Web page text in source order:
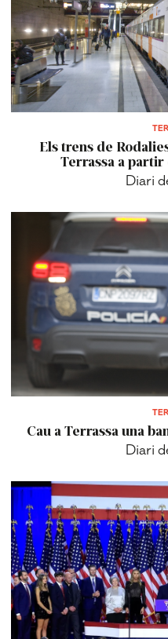
Els trens de
Terrassa a
Diari
Cau a Terrassa una
Diari